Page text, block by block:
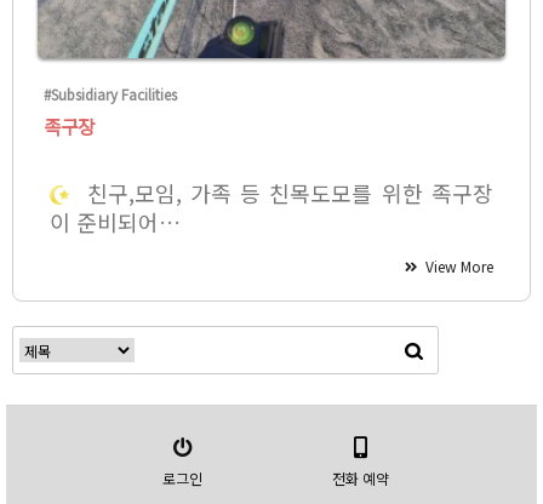
#Subsidiary Facilities
족구장
친구,모임, 가족 등 친목도모를 위한 족구장
이 준비되어…
View More
로그인 전화 예약